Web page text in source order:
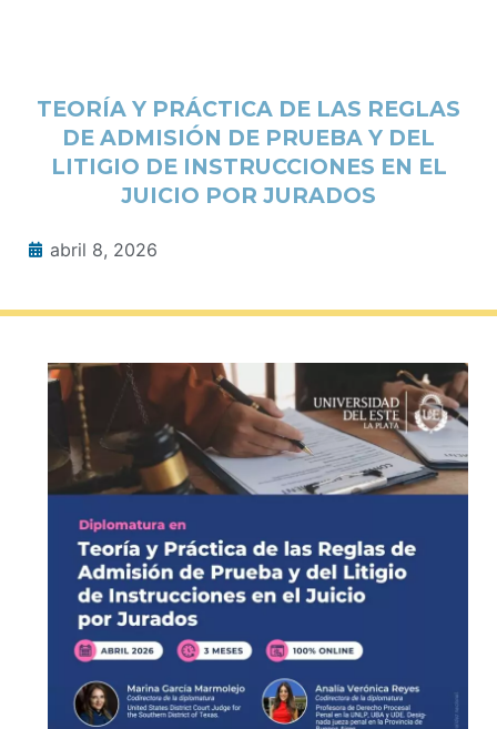
TEORÍA Y PRÁCTICA DE LAS REGLAS
DE ADMISIÓN DE PRUEBA Y DEL
LITIGIO DE INSTRUCCIONES EN EL
JUICIO POR JURADOS
abril 8, 2026